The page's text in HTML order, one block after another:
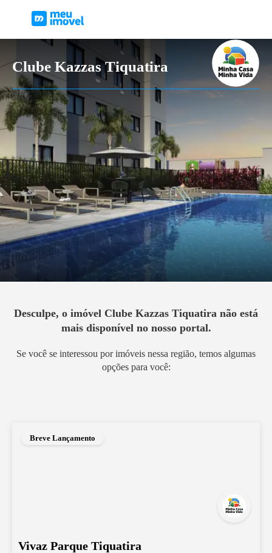
Clube Kazzas Tiquatira
Desculpe, o imóvel Clube Kazzas Tiquatira não está
mais disponível no nosso portal.
Se você se interessou por imóveis nessa região, temos algumas
opções para você:
Breve Lançamento
Vivaz Parque Tiquatira